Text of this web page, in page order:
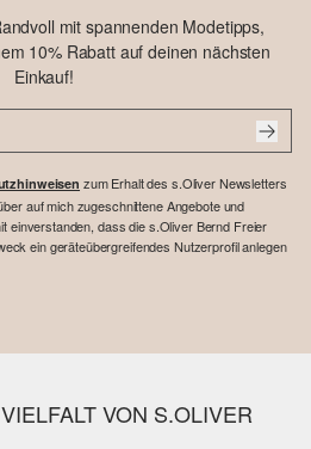
mit spannenden Modetipps,
10% Rabatt auf deinen nächsten
Einkauf!
zum Erhalt des s.Oliver Newsletters
auf mich zugeschnittene Angebote und
einverstanden, dass die s.Oliver Bernd Freier
ein geräteübergreifendes Nutzerprofil anlegen
VON S.OLIVER